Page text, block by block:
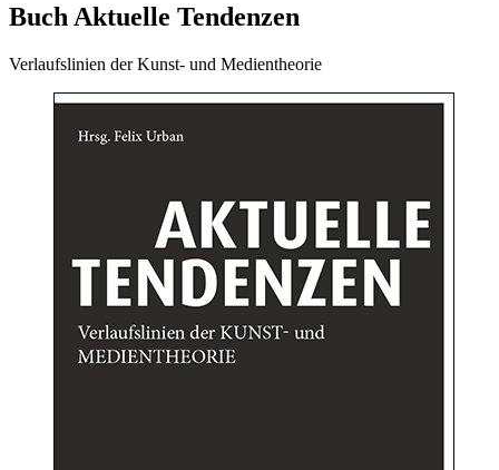
Buch Aktuelle Tendenzen
Verlaufslinien der Kunst- und Medientheorie